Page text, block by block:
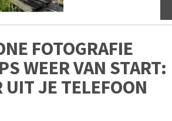
FOTOGRAFIE
WEER VAN START:
UIT JE TELEFOON